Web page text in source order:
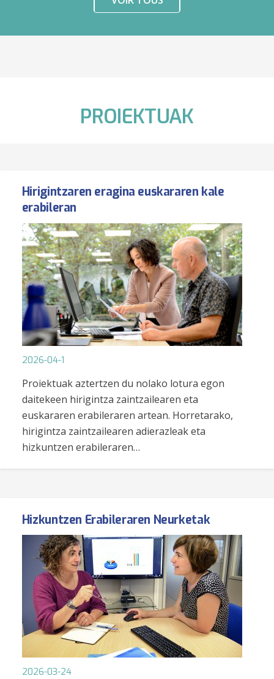
PROIEKTUAK
Hirigintzaren eragina euskararen kale
erabileran
2026-04-1
Proiektuak aztertzen du nolako lotura egon
daitekeen hirigintza zaintzailearen eta
euskararen erabileraren artean. Horretarako,
hirigintza zaintzailearen adierazleak eta
hizkuntzen erabileraren…
Hizkuntzen Erabileraren Neurketak
2026-03-24